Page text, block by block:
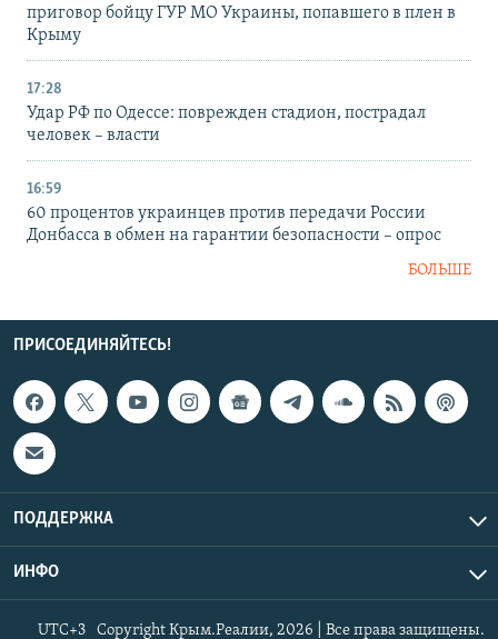
приговор бойцу ГУР МО Украины, попавшего в плен в
Крыму
17:28
Удар РФ по Одессе: поврежден стадион, пострадал
человек – власти
16:59
60 процентов украинцев против передачи России
Донбасса в обмен на гарантии безопасности – опрос
БОЛЬШЕ
ПРИСОЕДИНЯЙТЕСЬ!
ПОДДЕРЖКА
ИНФО
Copyright Крым.Реалии, 2026 | Все права защищены.
UTC+3